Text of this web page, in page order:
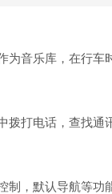
为音乐库，在行车
拨打电话，查找通
制，默认导航等功